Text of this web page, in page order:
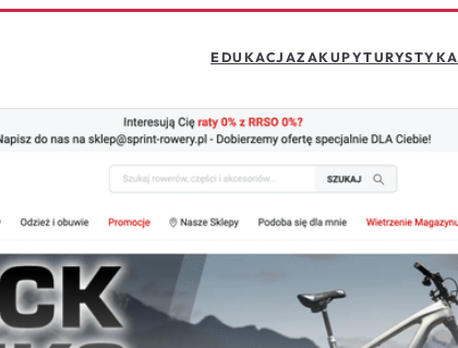
EDUKACJAZAKUPYTURYSTYKA